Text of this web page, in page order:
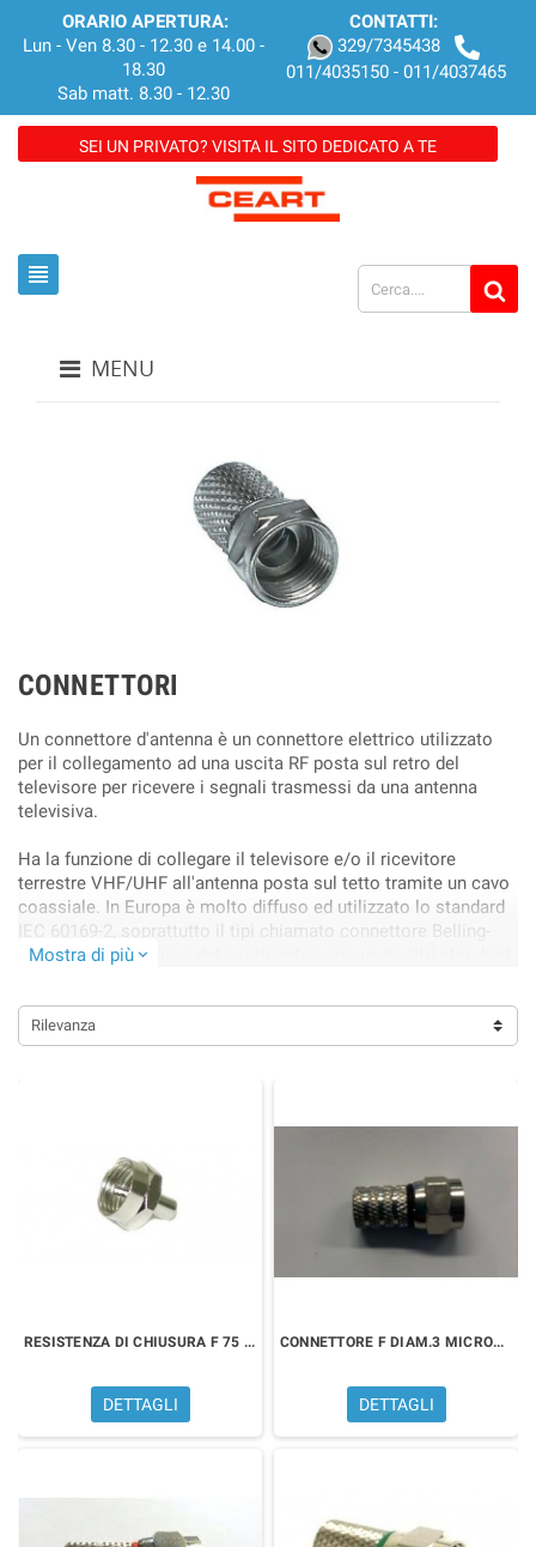
ORARIO APERTURA:
Lun - Ven 8.30 - 12.30 e 14.00 -
18.30
Sab matt. 8.30 - 12.30
CONTATTI:
329/7345438
011/4035150 - 011/4037465
SEI UN PRIVATO? VISITA IL SITO DEDICATO A TE
view_headline
MENU
CONNETTORI
Un connettore d'antenna è un connettore elettrico utilizzato
per il collegamento ad una uscita RF posta sul retro del
televisore per ricevere i segnali trasmessi da una antenna
televisiva.
Ha la funzione di collegare il televisore e/o il ricevitore
terrestre VHF/UHF all'antenna posta sul tetto tramite un cavo
coassiale. In Europa è molto diffuso ed utilizzato lo standard
IEC 60169-2, soprattutto il tipi chiamato connettore Belling-
Lee, mentre al di fuori del continente sono usati altri standard,
Mostra di più expand_more
Rilevanza
RESISTENZA DI CHIUSURA F 75 OHM
DETTAGLI
CONNETTORE F DIAM.3 MICROTEK 3100000122
DETTAGLI